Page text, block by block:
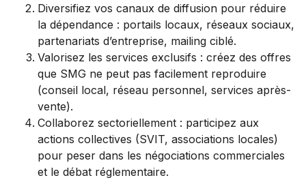
Diversifiez vos canaux de diffusion pour réduire
la dépendance : portails locaux, réseaux sociaux,
partenariats d’entreprise, mailing ciblé.
Valorisez les services exclusifs : créez des offres
que SMG ne peut pas facilement reproduire
(conseil local, réseau personnel, services après-
vente).
Collaborez sectoriellement : participez aux
actions collectives (SVIT, associations locales)
pour peser dans les négociations commerciales
et le débat réglementaire.